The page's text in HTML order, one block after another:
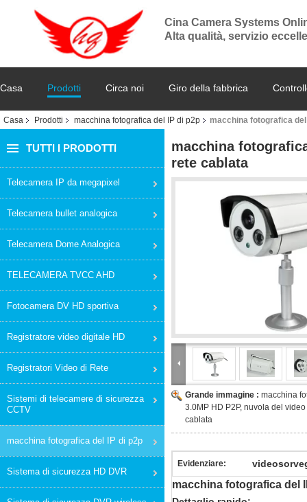
Cina Camera Systems
Alta qualità, servizio
Casa Prodotti Circa noi Giro della fabbrica
Casa Prodotti macchina fotografica del IP di p2p macchina fotografica del
TUTTI I PRODOTTI
Telecamera IP da megapixel
Telecamera bullet analogica
Telecamera Dome Analogica
TELECAMERA TVCC AHD
Fotocamera DV HD sportiva
Registratore video digitale HD
Registratori Video di Rete
Sistemi di telecamere di sicurezza
CCTV
macchina fotografica del IP di p2p
Sistema di sicurezza HD DVR
macchina
rete cablata
Grande immagine : macchina
3.0MP HD P2P, nuvola del
cablata
Evidenziare:
macchina fotografica del